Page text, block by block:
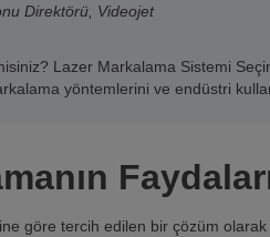
Direktörü, Videojet
Lazer Markalama Sistemi
yöntemlerini ve endüstri
göre tercih edilen bir çözüm olarak